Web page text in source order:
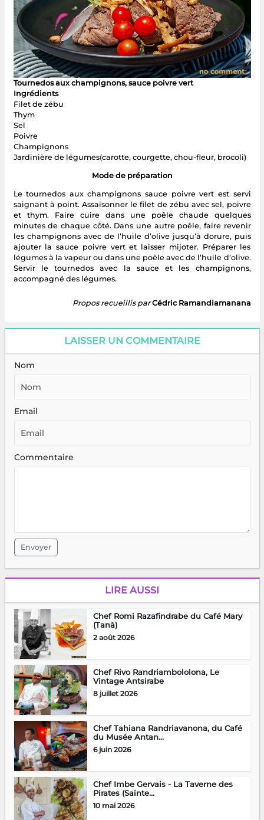
Tournedos aux champignons, sauce poivre vert
Ingrédients
Filet de zébu
Thym
Sel
Poivre
Champignons
Jardinière de légumes(carotte, courgette, chou-fleur, brocoli)
Mode de préparation
Le tournedos aux champignons sauce poivre vert est servi
saignant à point. Assaisonner le filet de zébu avec sel, poivre
et thym. Faire cuire dans une poêle chaude quelques
minutes de chaque côté. Dans une autre poêle, faire revenir
les champignons avec de l’huile d’olive jusqu’à dorure, puis
ajouter la sauce poivre vert et laisser mijoter. Préparer les
légumes à la vapeur ou dans une poêle avec de l’huile d’olive.
Servir le tournedos avec la sauce et les champignons,
accompagné des légumes.
Propos recueillis parCédric Ramandiamanana
LAISSER UN COMMENTAIRE
Nom
Email
Commentaire
Envoyer
LIRE AUSSI
Chef Romi Razafindrabe du Café Mary
(Tanà)
2 août 2026
Chef Rivo Randriambololona, Le
Vintage Antsirabe
8 juillet 2026
Chef Tahiana Randriavanona, du Café
du Musée Antan...
6 juin 2026
Chef Imbe Gervais - La Taverne des
Pirates (Sainte...
10 mai 2026